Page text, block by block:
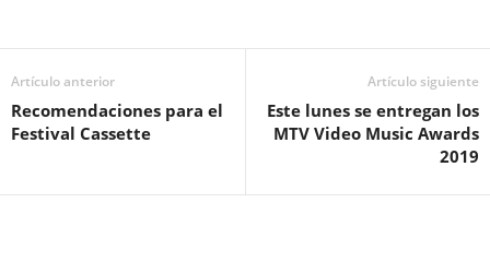
Artículo anterior
Recomendaciones para el
Festival Cassette
Artículo siguiente
Este lunes se entregan los
MTV Video Music Awards
2019